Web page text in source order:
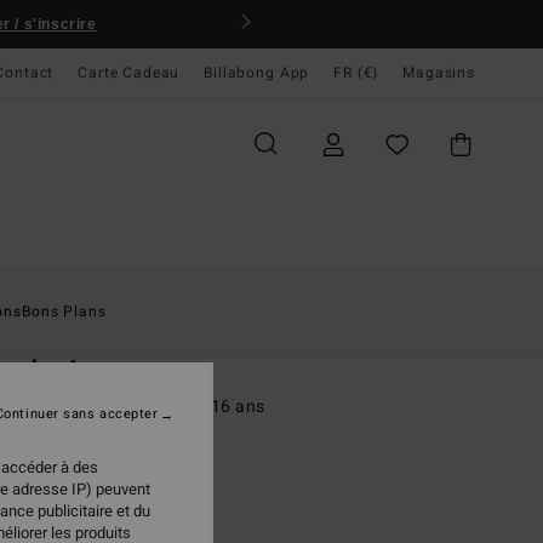
/ s'inscrire
Carte Cadeau Billabong App FR (€) Magasins
Bons Plans
à capuche Noir Garçon 8-16 ans
50%
à des
adresse IP) peuvent
publicitaire et du
les produits
sans accepter